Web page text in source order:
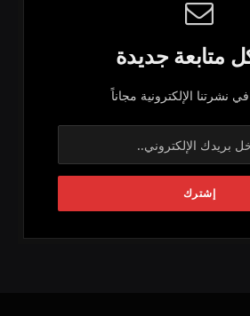
متابعة جديدة
نشرتنا الإلكترونية مجاناً